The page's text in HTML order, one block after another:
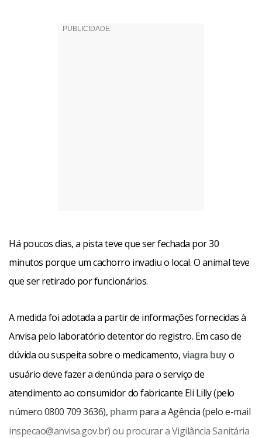
Há poucos dias, a pista teve que ser fechada por 30
minutos porque um cachorro invadiu o local. O animal teve
que ser retirado por funcionários.
A medida foi adotada a partir de informações fornecidas à
Anvisa pelo laboratório detentor do registro. Em caso de
dúvida ou suspeita sobre o medicamento, viagra buy o
usuário deve fazer a denúncia para o serviço de
atendimento ao consumidor do fabricante Eli Lilly (pelo
número 0800 709 3636), pharmpara a Agência (pelo e-mail
inspecao@anvisa.gov.br) ou procurar a Vigilância Sanitária